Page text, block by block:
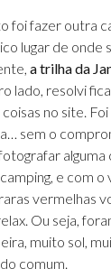
foi fazer outra
lugar de onde
a trilha da
lado, resolvi
no site.
sem o
alguma
e com o
vermelhas
Ou seja,
muito sol,
comum.